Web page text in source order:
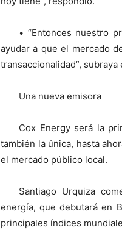
• “Entonces nuestro
ayudar a que el mercado
transaccionalidad”,
Una nueva emisora
Cox Energy será la
también la única, hasta
el mercado público local.
Santiago Urquiza
energía, que debutará en
principales índices